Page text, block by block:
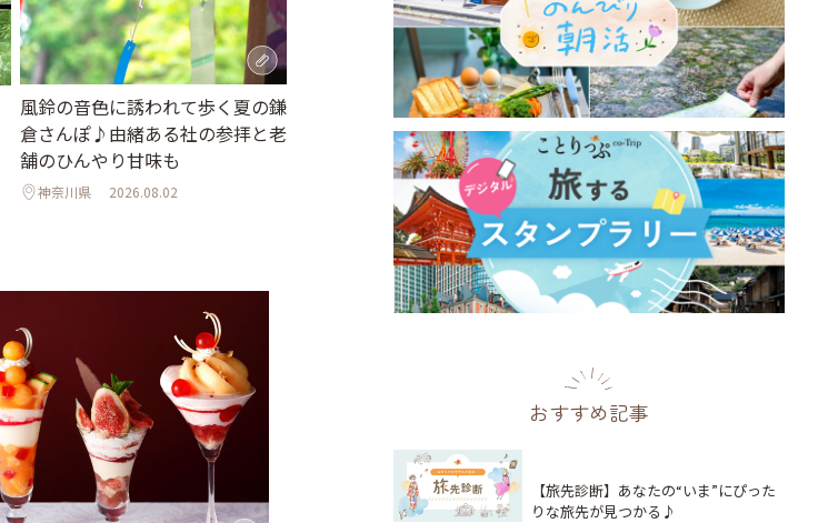
風鈴の音色に誘われて歩く夏の鎌
倉さんぽ♪由緒ある社の参拝と老
舗のひんやり甘味も
神奈川県 2026.08.02
季節のパフェを味わいに♪ アン
ティークに囲まれて、時間を忘れ
て過ごしたくなるカフェ／浅草
「annorum cafe」
2026.08.01
おすすめ記事
【旅先診断】あなたの“いま”にぴった
りな旅先が見つかる♪